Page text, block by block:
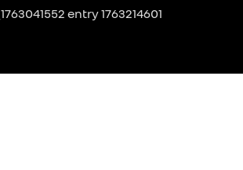
_1763041552 entry 1763214601